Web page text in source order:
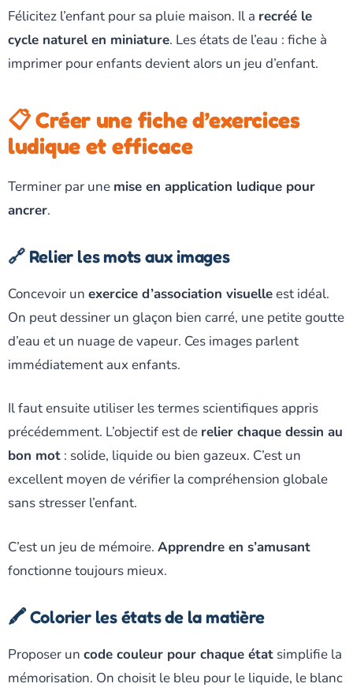
Félicitez l’enfant pour sa pluie maison. Il a recréé le
cycle naturel en miniature. Les états de l’eau : fiche à
imprimer pour enfants devient alors un jeu d’enfant.
📋 Créer une fiche d’exercices
ludique et efficace
Terminer par une mise en application ludique pour
ancrer.
🔗 Relier les mots aux images
Concevoir un exercice d’association visuelleest idéal.
On peut dessiner un glaçon bien carré, une petite goutte
d’eau et un nuage de vapeur. Ces images parlent
immédiatement aux enfants.
Il faut ensuite utiliser les termes scientifiques appris
précédemment. L’objectif est de relier chaque dessin au
bon mot : solide, liquide ou bien gazeux. C’est un
excellent moyen de vérifier la compréhension globale
sans stresser l’enfant.
C’est un jeu de mémoire. Apprendre en s’amusant
fonctionne toujours mieux.
🖍️ Colorier les états de la matière
Proposer un code couleur pour chaque état simplifie la
mémorisation. On choisit le bleu pour le liquide, le blanc